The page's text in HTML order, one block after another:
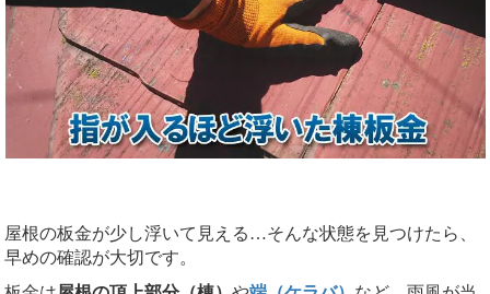
屋根の板金が少し浮いて見える…そんな状態を見つけたら、
早めの確認が大切です。